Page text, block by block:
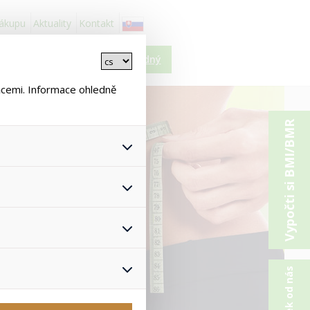
Vypočti si BMI/BMR
Aktuality Kontakt
Košík je prázdný
Informace ohledně
s uživáním cookies. Pro
nedokážeme zjistit
se nevhodným